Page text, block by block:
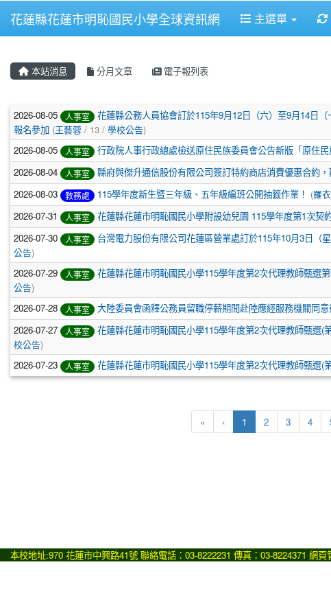
花蓮縣花蓮市明恥國民小學全球資訊網 主選單
本站消息 分月文章 電子報列表
文章列表
2026-08-05 人事室
花蓮縣公務人員協會訂於115年9月12日（六）至9月14日
報名參加 (王藝蓉 / 13 / 學校公告)
2026-08-05
人事室 行政院人事行政總處檢送原住民族委員會公告新版「原住
2026-08-04
人事室 縣府與傑升通信股份有限公司簽訂特約商店消費優惠合約
2026-08-03
教務處 115學年度新生暨三年級、五年級編班公開抽籤作業！ (羅
2026-07-31
人事室 花蓮縣花蓮市明恥國民小學附設幼兒園 115學年度第1次契
2026-07-30
人事室 台灣電力股份有限公司花蓮區營業處訂於115年10月3日（
公告)
2026-07-29
人事室 花蓮縣花蓮市明恥國民小學115學年度第2次代理教師甄選
公告)
2026-07-28
人事室 大陸委員會函釋公務員留職停薪期間赴陸應經服務機關同
2026-07-27
人事室 花蓮縣花蓮市明恥國民小學115學年度第2次代理教師甄選
校公告)
2026-07-23
人事室 花蓮縣花蓮市明恥國民小學115學年度第2次代理教師甄選(
« ‹ 1 (目前頁次)
2 3 4
本校地址:970 花蓮市中興路41號 聯絡電話：03-8222231 傳真：03-8224371 網